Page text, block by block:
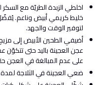
اخلطي الزبدة الطريّة مع
خليط كريمي أبيض وناعم.
لتوفير الوقت والجهد.
أضيفي الطحين الأبيض إلى
عجن العجينة باليد حتى
على عدم المبالغة في العجن
ضعي العجينة في الثلاجة